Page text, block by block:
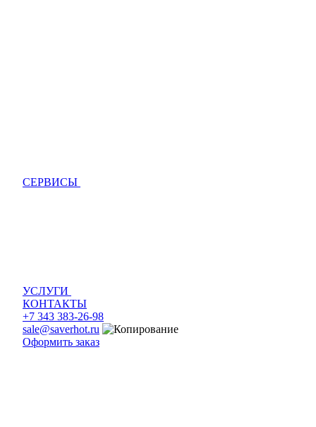
СЕРВИСЫ
УСЛУГИ
КОНТАКТЫ
+7 343 383-26-98
sale@saverhot.ru
Оформить заказ